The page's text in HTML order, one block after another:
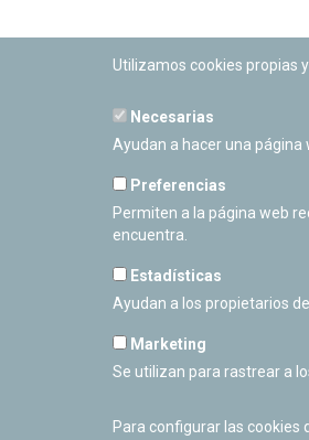
PLANETARIO DE PAMPLONA
Calle Sancho RamÃ­rez, s/n
Cerrado Temporalmente
Utilizamos cookies propias
Necesarias
Ayudan a hacer una
Preferencias
Permiten a la página web
encuentra.
Estadísticas
Ayudan a los propietarios
Marketing
Se utilizan para rastrear a
Para configurar las cookies